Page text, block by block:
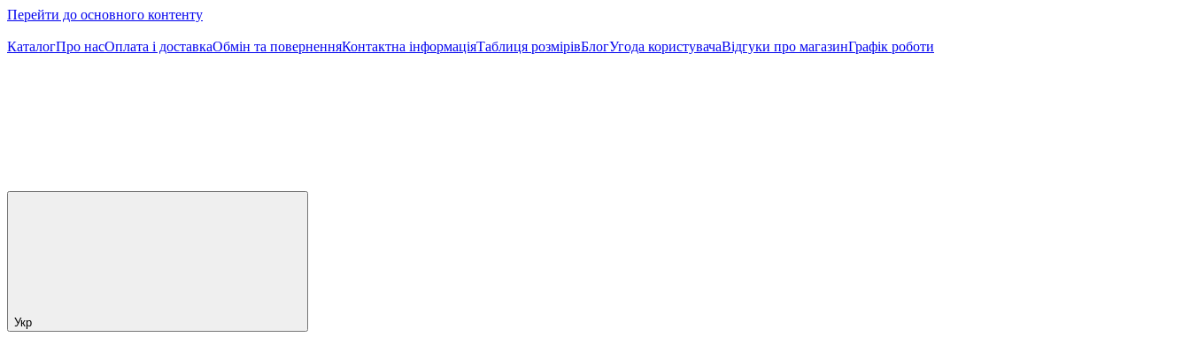
Перейти до основного контенту
КаталогПро насОплата і доставкаОбмін та поверненняКонтактна інформаціяТаблиця розмірівБлогУгода користувачаВідгуки про магазинГрафік роботи
Укр